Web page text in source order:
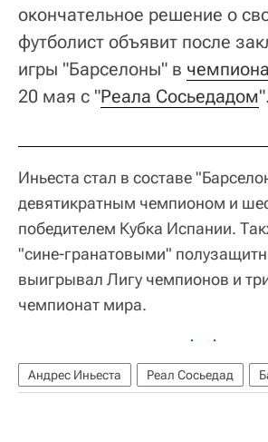
окончательное решение о
футболист объявит после
игры "Барселоны" в
20 мая с "Реала Сосьедадом".
Иньеста стал в составе
девятикратным чемпионом и
победителем Кубка Испании.
"сине-гранатовыми"
выигрывал Лигу чемпионов и
чемпионат мира.
Андрес Иньеста Реал Сосьедад